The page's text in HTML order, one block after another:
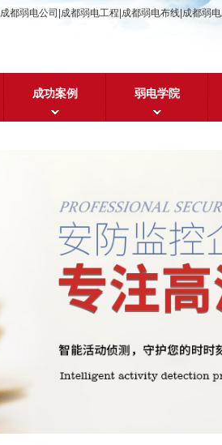
成都弱电公司|成都弱电工程|成都弱电布线|成都弱
成功案例 弱电学院